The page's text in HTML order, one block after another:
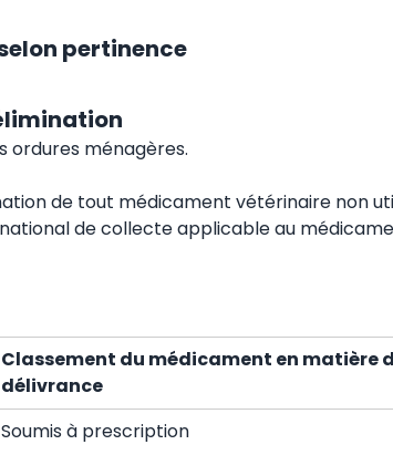
pertinence
ordures ménagères.
de tout médicament vétérinaire non
de collecte applicable au
Classement du médicament en matière
délivrance
Soumis à prescription